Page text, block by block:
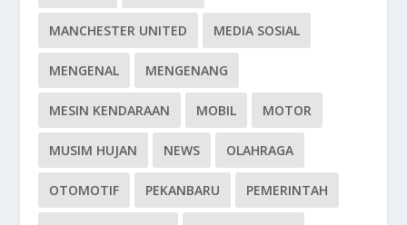
MANCHESTER UNITED MEDIA SOSIAL
MENGENAL MENGENANG
MESIN KENDARAAN MOBIL MOTOR
MUSIM HUJAN NEWS OLAHRAGA
OTOMOTIF PEKANBARU PEMERINTAH